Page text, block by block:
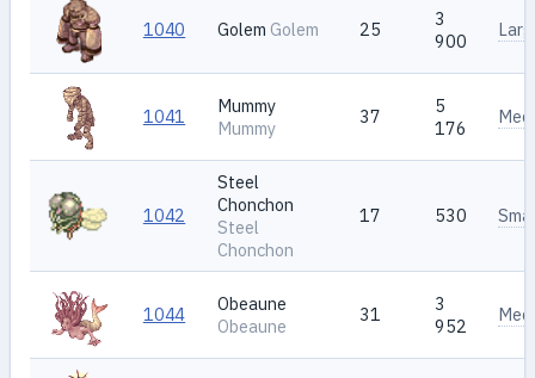
1040 Golem Golem 25
3
900
1041
Mummy
Mummy
37
5
176
1042
Steel
Chonchon
Steel
Chonchon
17 530
1044
Obeaune
Obeaune
31
3
952